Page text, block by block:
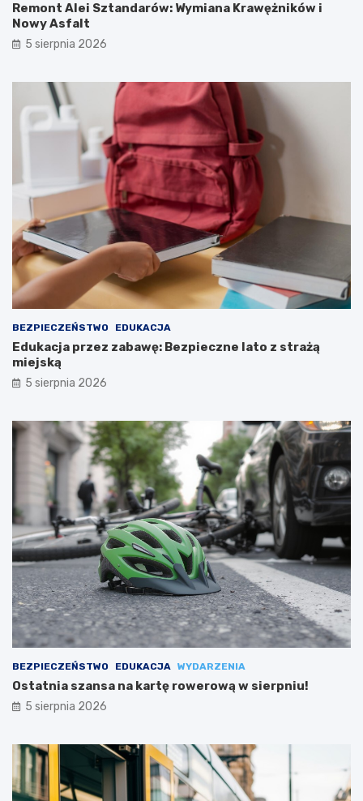
Remont Alei Sztandarów: Wymiana Krawężników i
Nowy Asfalt
5 sierpnia 2026
BEZPIECZEŃSTWO EDUKACJA
Edukacja przez zabawę: Bezpieczne lato z strażą
miejską
5 sierpnia 2026
BEZPIECZEŃSTWO EDUKACJA WYDARZENIA
Ostatnia szansa na kartę rowerową w sierpniu!
5 sierpnia 2026